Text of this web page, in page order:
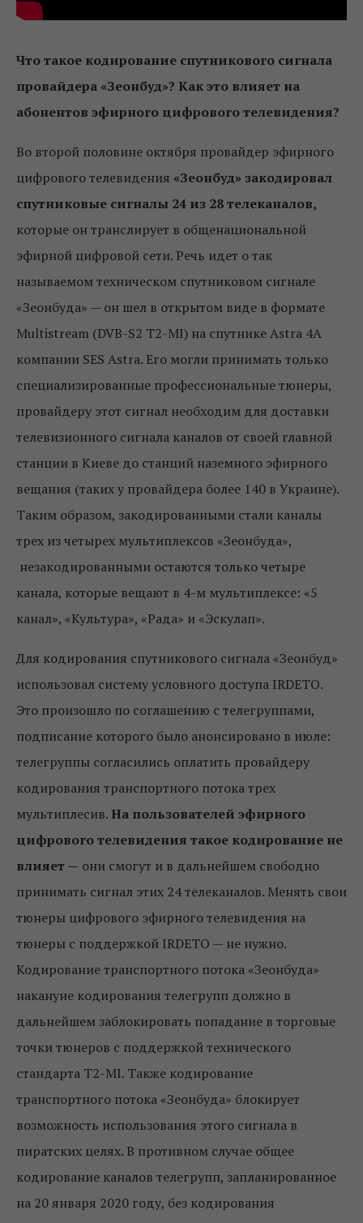
Что такое кодирование спутникового сигнала
провайдера «Зеонбуд»? Как это влияет на
абонентов эфирного цифрового телевидения?
Во второй половине октября провайдер эфирного
цифрового телевидения «Зеонбуд» закодировал
спутниковые сигналы 24 из 28 телеканалов,
которые он транслирует в общенациональной
эфирной цифровой сети. Речь идет о так
называемом техническом спутниковом сигнале
«Зеонбуда» — он шел в открытом виде в формате
Multistream (DVB-S2 T2-MI) на спутнике Astra 4A
компании SES Astra. Его могли принимать только
специализированные профессиональные тюнеры,
провайдеру этот сигнал необходим для доставки
телевизионного сигнала каналов от своей главной
станции в Киеве до станций наземного эфирного
вещания (таких у провайдера более 140 в Украине).
Таким образом, закодированными стали каналы
трех из четырех мультиплексов «Зеонбуда»,
незакодированными остаются только четыре
канала, которые вещают в 4-м мультиплексе: «5
канал», «Культура», «Рада» и «Эскулап».
Для кодирования спутникового сигнала «Зеонбуд»
использовал систему условного доступа IRDETO.
Это произошло по соглашению с телегруппами,
подписание которого было анонсировано в июле:
телегруппы согласились оплатить провайдеру
кодирования транспортного потока трех
мультиплесив. На пользователей эфирного
цифрового телевидения такое кодирование не
влияет — они смогут и в дальнейшем свободно
принимать сигнал этих 24 телеканалов. Менять свои
тюнеры цифрового эфирного телевидения на
тюнеры с поддержкой IRDETO — не нужно.
Кодирование транспортного потока «Зеонбуда»
накануне кодирования телегрупп должно в
дальнейшем заблокировать попадание в торговые
точки тюнеров с поддержкой технического
стандарта T2-MI. Также кодирование
транспортного потока «Зеонбуда» блокирует
возможность использования этого сигнала в
пиратских целях. В противном случае общее
кодирование каналов телегрупп, запланированное
на 20 января 2020 году, без кодирования